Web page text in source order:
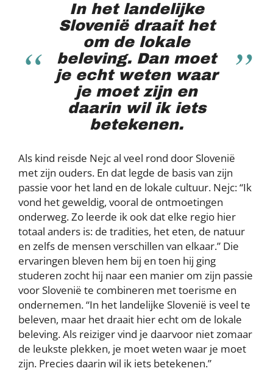
In het landelijke
Slovenië draait het
om de lokale
beleving. Dan moet
je echt weten waar
je moet zijn en
daarin wil ik iets
betekenen.
Als kind reisde Nejc al veel rond door Slovenië
met zijn ouders. En dat legde de basis van zijn
passie voor het land en de lokale cultuur. Nejc: “Ik
vond het geweldig, vooral de ontmoetingen
onderweg. Zo leerde ik ook dat elke regio hier
totaal anders is: de tradities, het eten, de natuur
en zelfs de mensen verschillen van elkaar.” Die
ervaringen bleven hem bij en toen hij ging
studeren zocht hij naar een manier om zijn passie
voor Slovenië te combineren met toerisme en
ondernemen. “In het landelijke Slovenië is veel te
beleven, maar het draait hier echt om de lokale
beleving. Als reiziger vind je daarvoor niet zomaar
de leukste plekken, je moet weten waar je moet
zijn. Precies daarin wil ik iets betekenen.”